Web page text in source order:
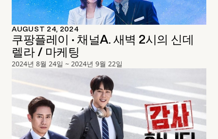
AUGUST 24, 2024
쿠팡플레이 · 채널A. 새벽 2시의 신데
렐라 / 마케팅
2024년 8월 24일 ~ 2024년 9월 22일